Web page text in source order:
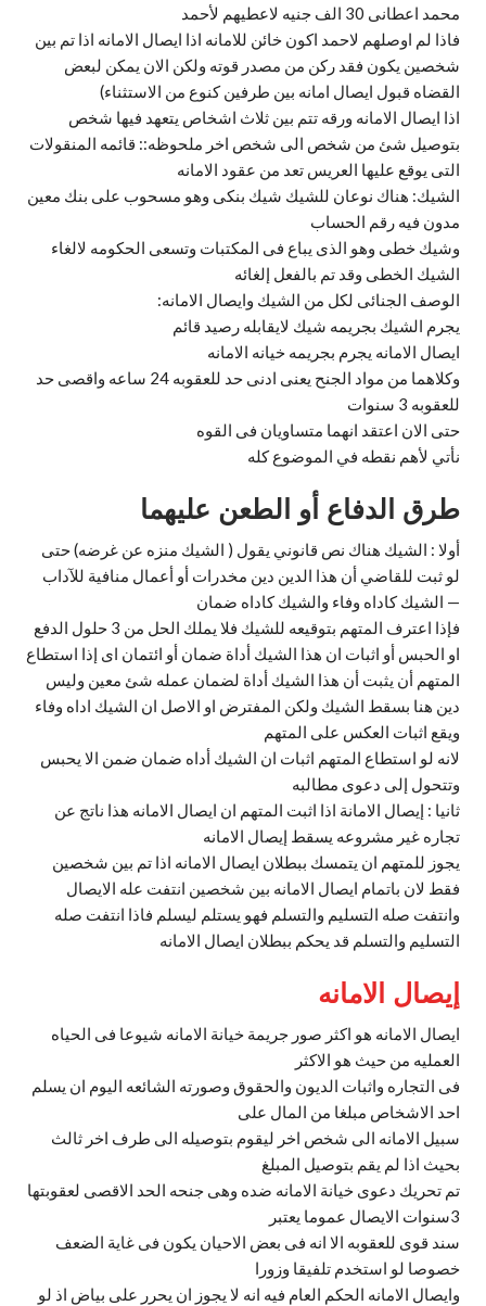
محمد اعطانى 30 الف جنيه لاعطيهم لأحمد
فاذا لم اوصلهم لاحمد اكون خائن للامانه اذا ايصال الامانه اذا تم بين
شخصين يكون فقد ركن من مصدر قوته ولكن الان يمكن لبعض
القضاه قبول ايصال امانه بين طرفين كنوع من الاستثناء)
اذا ايصال الامانه ورقه تتم بين ثلاث اشخاص يتعهد فيها شخص
بتوصيل شئ من شخص الى شخص اخر ملحوظه:: قائمه المنقولات
التى يوقع عليها العريس تعد من عقود الامانه
الشيك: هناك نوعان للشيك شيك بنكى وهو مسحوب على بنك معين
مدون فيه رقم الحساب
وشيك خطى وهو الذى يباع فى المكتبات وتسعى الحكومه لالغاء
الشيك الخطى وقد تم بالفعل إلغائه
الوصف الجنائى لكل من الشيك وايصال الامانه:
يجرم الشيك بجريمه شيك لايقابله رصيد قائم
ايصال الامانه يجرم بجريمه خيانه الامانه
وكلاهما من مواد الجنح يعنى ادنى حد للعقوبه 24 ساعه واقصى حد
للعقوبه 3 سنوات
حتى الان اعتقد انهما متساويان فى القوه
نأتي لأهم نقطه في الموضوع كله
طرق الدفاع أو الطعن عليهما
أولا : الشيك هناك نص قانوني يقول ( الشيك منزه عن غرضه) حتى
لو ثبت للقاضي أن هذا الدين دين مخدرات أو أعمال منافية للآداب
— الشيك كاداه وفاء والشيك كاداه ضمان
فإذا اعترف المتهم بتوقيعه للشيك فلا يملك الحل من 3 حلول الدفع
او الحبس أو اثبات ان هذا الشيك أداة ضمان أو ائتمان اى إذا استطاع
المتهم أن يثبت أن هذا الشيك أداة لضمان عمله شئ معين وليس
دين هنا بسقط الشيك ولكن المفترض او الاصل ان الشيك اداه وفاء
ويقع اثبات العكس على المتهم
لانه لو استطاع المتهم اثبات ان الشيك أداه ضمان ضمن الا يحبس
وتتحول إلى دعوى مطالبه
ثانيا : إيصال الامانة اذا اثبت المتهم ان ايصال الامانه هذا ناتج عن
تجاره غير مشروعه يسقط إيصال الامانه
يجوز للمتهم ان يتمسك ببطلان ايصال الامانه اذا تم بين شخصين
فقط لان باتمام ايصال الامانه بين شخصين انتفت عله الايصال
وانتفت صله التسليم والتسلم فهو يستلم ليسلم فاذا انتفت صله
التسليم والتسلم قد يحكم ببطلان ايصال الامانه
إيصال الامانه
ايصال الامانه هو اكثر صور جريمة خيانة الامانه شيوعا فى الحياه
العمليه من حيث هو الاكثر
فى التجاره واثبات الديون والحقوق وصورته الشائعه اليوم ان يسلم
احد الاشخاص مبلغا من المال على
سبيل الامانه الى شخص اخر ليقوم بتوصيله الى طرف اخر ثالث
بحيث اذا لم يقم بتوصيل المبلغ
تم تحريك دعوى خيانة الامانه ضده وهى جنحه الحد الاقصى لعقوبتها
3سنوات الايصال عموما يعتبر
سند قوى للعقوبه الا انه فى بعض الاحيان يكون فى غاية الضعف
خصوصا لو استخدم تلفيقا وزورا
وايصال الامانه الحكم العام فيه انه لا يجوز ان يحرر على بياض اذ لو